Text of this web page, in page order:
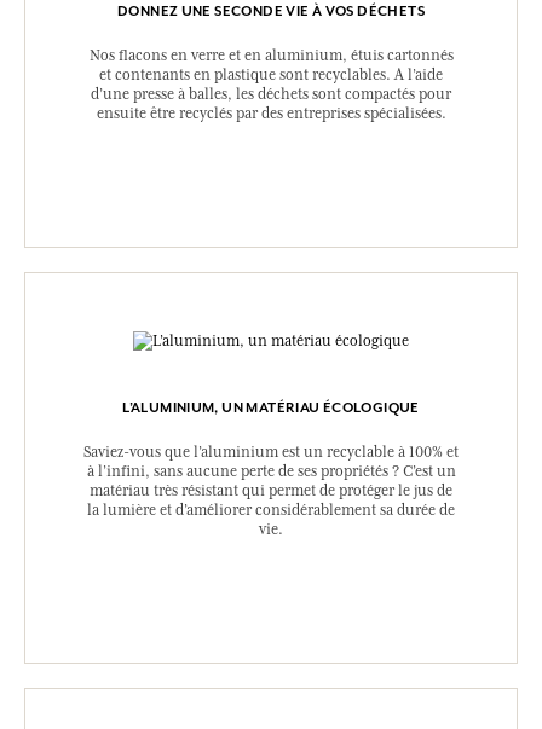
DONNEZ UNE SECONDE VIE À VOS DÉCHETS
Nos flacons en verre et en aluminium, étuis cartonnés
et contenants en plastique sont recyclables. A l’aide
d’une presse à balles, les déchets sont compactés pour
ensuite être recyclés par des entreprises spécialisées.
L’ALUMINIUM, UN MATÉRIAU ÉCOLOGIQUE
Saviez-vous que l’aluminium est un recyclable à 100% et
à l’infini, sans aucune perte de ses propriétés ? C’est un
matériau très résistant qui permet de protéger le jus de
la lumière et d’améliorer considérablement sa durée de
vie.